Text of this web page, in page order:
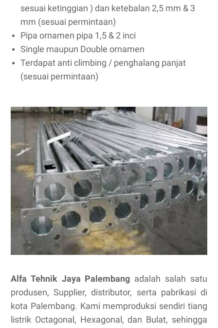
sesuai ketinggian ) dan ketebalan 2,5 mm & 3
mm (sesuai permintaan)
Pipa ornamen pipa 1,5 & 2 inci
Single maupun Double ornamen
Terdapat anti climbing / penghalang panjat
(sesuai permintaan)
Alfa Tehnik Jaya Palembang adalah salah satu
produsen, Supplier, distributor, serta pabrikasi di
kota Palembang. Kami memproduksi sendiri tiang
listrik Octagonal, Hexagonal, dan Bulat, sehingga